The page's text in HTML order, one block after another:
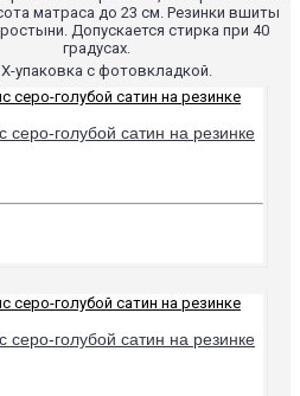
матраса до 23 см. Резинки вшиты
Допускается стирка при 40
градусах.
упаковка с фотовкладкой.
голубой сатин на резинке
голубой сатин на резинке